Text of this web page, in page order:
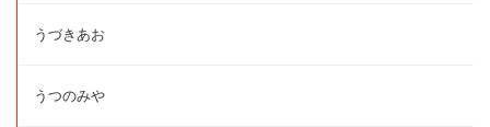
うづきあお
うつのみや